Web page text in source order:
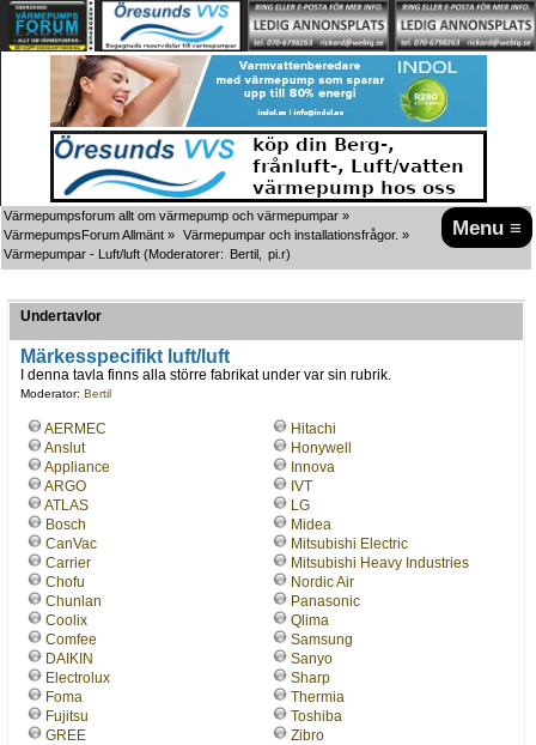
Menu ≡
Värmepumpsforum allt om värmepump och värmepumpar »
VärmepumpsForum Allmänt » Värmepumpar och installationsfrågor. »
Värmepumpar - Luft/luft (Moderatorer: Bertil pi.r)
Undertavlor
Märkesspecifikt luft/luft
I denna tavla finns alla större fabrikat under var sin rubrik.
Moderator: Bertil
AERMEC
Anslut
Appliance
ARGO
ATLAS
Bosch
CanVac
Carrier
Chofu
Chunlan
Coolix
Comfee
DAIKIN
Electrolux
Foma
Fujitsu
GREE
Hitachi
Honywell
Innova
IVT
LG
Midea
Mitsubishi Electric
Mitsubishi Heavy Industries
Nordic Air
Panasonic
Qlima
Samsung
Sanyo
Sharp
Thermia
Toshiba
Zibro